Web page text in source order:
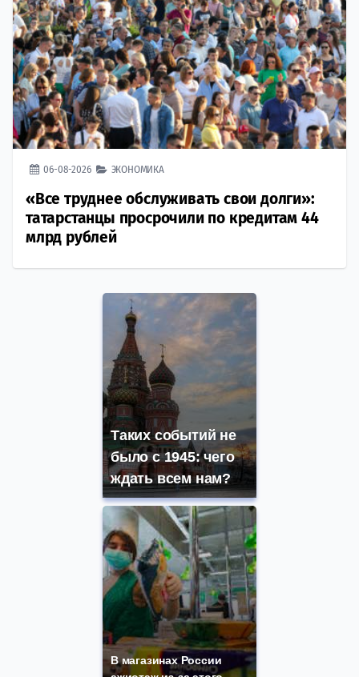
06-08-2026 ЭКОНОМИКА
«Все труднее обслуживать свои долги»:
татарстанцы просрочили по кредитам 44
млрд рублей
Таких событий не
было с 1945: чего
ждать всем нам?
В магазинах России